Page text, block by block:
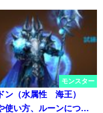
モンスター
ン（水属性 海王）
使い方、ルーンについ